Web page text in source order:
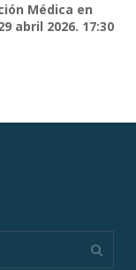
Médica en
abril 2026. 17:30